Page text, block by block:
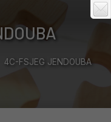
4C-FSJEG JENDOUBA